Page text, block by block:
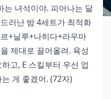
는 녀석이야. 피어나는 달
러난 밤 4세트가 최적화
+닐루+나히다+라우마
제대로 끌어올려. 육성
고, E 스킬부터 우선 업
게 좋겠어. (72자)